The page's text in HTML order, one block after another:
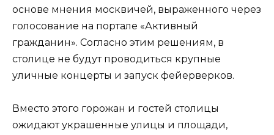
основе мнения москвичей, выраженного через
голосование на портале «Активный
гражданин». Согласно этим решениям, в
столице не будут проводиться крупные
уличные концерты и запуск фейерверков.
Вместо этого горожан и гостей столицы
ожидают украшенные улицы и площади,